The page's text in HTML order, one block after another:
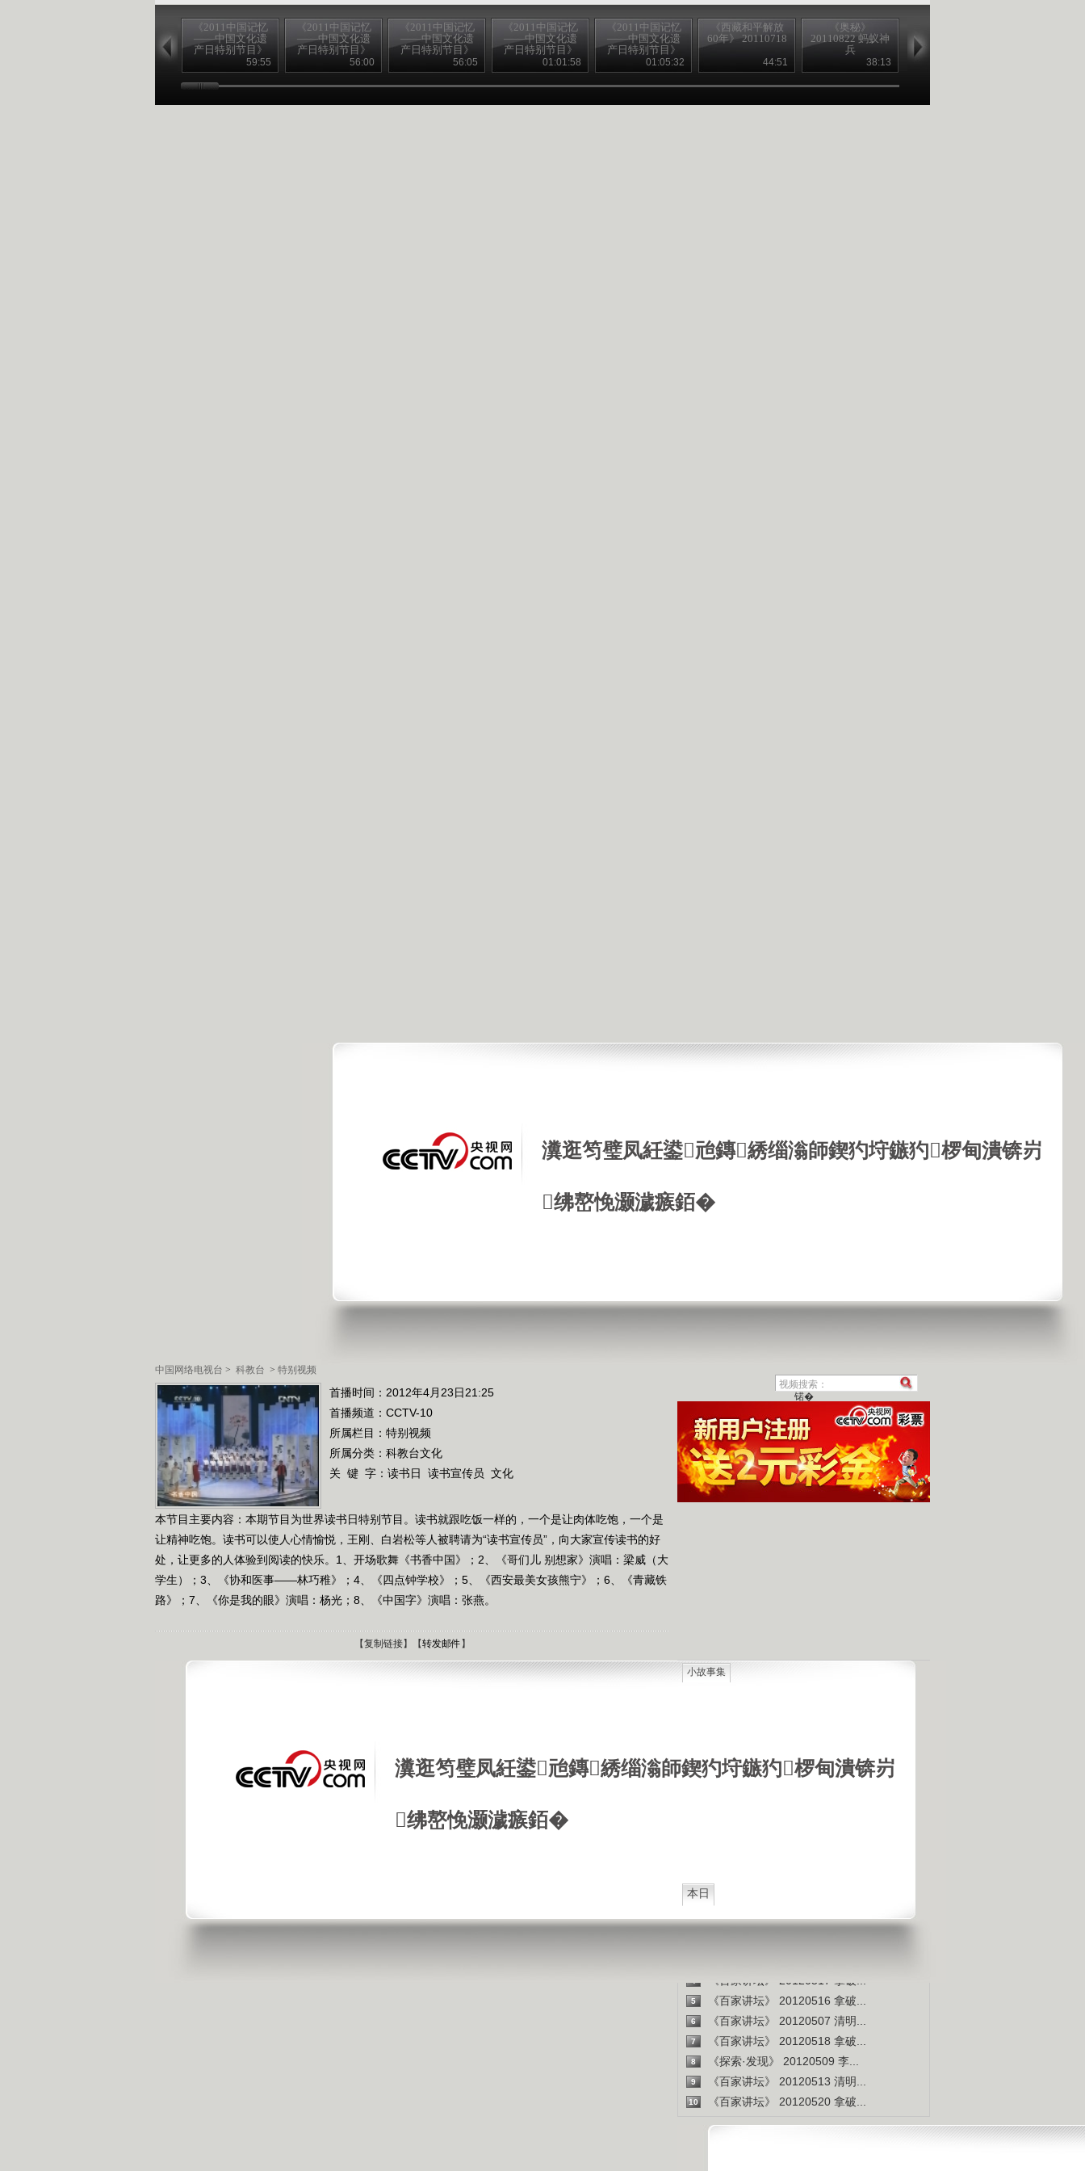
瀵逛笉璧凤紝鍙兘鏄綉缁滃師鍥犳垨鏃犳椤甸潰锛岃
绋嶅悗灏濊瘯銆�
中国网络电视台 > 科教台 > 特别视频
《2011中国记忆
——中国文化遗
产日特别节目》
20110611 （一）
59:55
《2011中国记忆
——中国文化遗
产日特别节目》
20110611 （二）
56:00
《2011中国记忆
——中国文化遗
产日特别节目》
20110611 （三）
56:05
《2011中国记忆
——中国文化遗
产日特别节目》
20110611 （五）
01:01:58
《2011中国记忆
——中国文化遗
产日特别节目》
20110611 （四）
01:05:32
《西藏和平解放
60年》 20110718
44:51
《奥秘》
20110822 蚂蚁神
兵
38:13
首播时间：2012年4月23日21:25
首播频道： CCTV-10
所属栏目： 特别视频
所属分类：科教台文化
关 键 字： 读书日 读书宣传员 文化
本节目主要内容：本期节目为世界读书日特别节目。读书就跟吃饭一样的，一个是让肉体吃饱，一个是
让精神吃饱。读书可以使人心情愉悦，王刚、白岩松等人被聘请为“读书宣传员”，向大家宣传读书的好
处，让更多的人体验到阅读的快乐。1、开场歌舞《书香中国》；2、《哥们儿 别想家》演唱：梁威（大
学生）；3、《协和医事——林巧稚》；4、《四点钟学校》；5、《西安最美女孩熊宁》；6、《青藏铁
路》；7、《你是我的眼》演唱：杨光；8、《中国字》演唱：张燕。
【复制链接】【转发邮件 】
瀵逛笉璧凤紝鍙兘鏄綉缁滃師鍥犳垨鏃犳椤甸潰锛岃
绋嶅悗灏濊瘯銆�
锘�
小故事集
肯尼迪是第一个不了解UFO真相的总统
狼和犬的交配是非常困难的事情
本日
1 《百家讲坛》 20120514 拿破...
《百家讲坛》 20120517 拿破...
5 《百家讲坛》 20120516 拿破...
6 《百家讲坛》 20120507 清明...
7 《百家讲坛》 20120518 拿破...
8 《探索·发现》 20120509 李...
9 《百家讲坛》 20120513 清明...
10 《百家讲坛》 20120520 拿破...